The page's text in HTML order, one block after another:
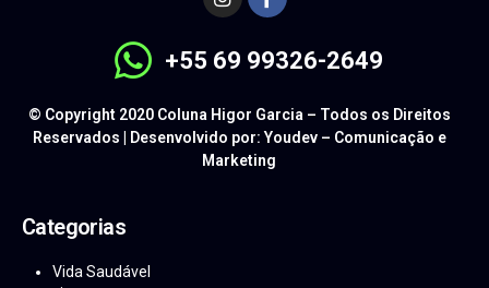
+55 69 99326-2649
© Copyright 2020 Coluna Higor Garcia – Todos os Direitos
Reservados | Desenvolvido por: Youdev – Comunicação e
Marketing
Categorias
Vida Saudável